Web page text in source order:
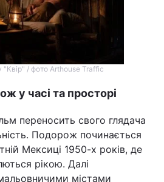
"Квір" / фото Arthouse Traffic
у часі та просторі
переносить свого глядача
Подорож починається
Мексиці 1950-х років, де
рікою. Далі
містами